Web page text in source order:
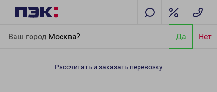
Ваш город Москва? Да Нет
Симферополь
Рассчитать и заказать перевозку